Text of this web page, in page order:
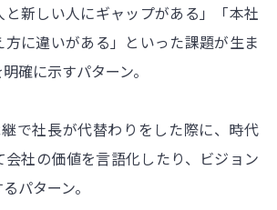
と新しい人にギャップがある」「本社
方に違いがある」といった課題が生ま
確に示すパターン。
で社長が代替わりをした際に、時代
会社の価値を言語化したり、ビジョン
パターン。